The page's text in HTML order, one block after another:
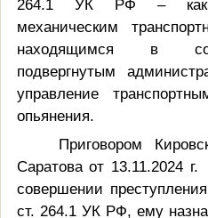
264.1 УК РФ – как
механическим
находящимся в
подвергнутым
управление
опьянения.
Приговором
Саратова от 13.11.2024 г.
совершении
ст. 264.1 УК РФ, ему